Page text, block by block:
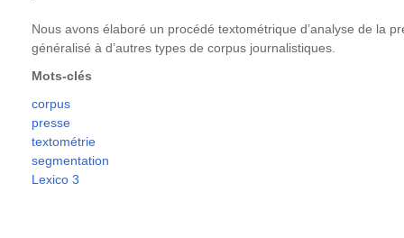
Nous avons élaboré un procédé textométrique d’analyse de la
généralisé à d’autres types de corpus journalistiques.
Mots-clés
corpus
presse
textométrie
segmentation
Lexico 3